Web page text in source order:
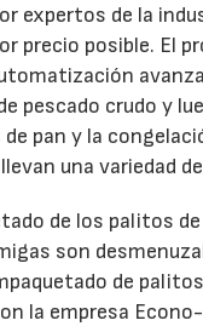
expertos de la
precio posible. El
pescado crudo y
pan y la
una variedad
de los palitos
son
de
la empresa